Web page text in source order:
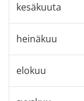
kesäkuuta
heinäkuu
elokuu